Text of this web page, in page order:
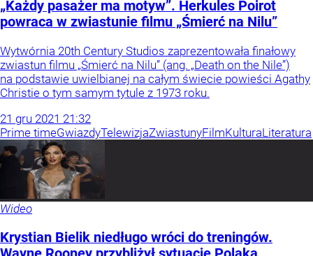
„Każdy pasażer ma motyw”. Herkules Poirot
powraca w zwiastunie filmu „Śmierć na Nilu”
Wytwórnia 20th Century Studios zaprezentowała finałowy
zwiastun filmu „Śmierć na Nilu” (ang. „Death on the Nile”)
na podstawie uwielbianej na całym świecie powieści Agathy
Christie o tym samym tytule z 1973 roku.
21 gru 2021 21:32
Prime timeGwiazdyTelewizjaZwiastunyFilmKulturaLiteratura
Wideo
Krystian Bielik niedługo wróci do treningów.